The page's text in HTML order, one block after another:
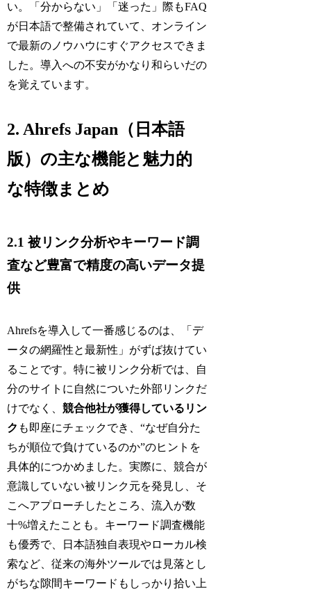
い。「分からない」「迷った」際もFAQ
が日本語で整備されていて、オンライン
で最新のノウハウにすぐアクセスできま
した。導入への不安がかなり和らいだの
を覚えています。
2. Ahrefs Japan（日本語
版）の主な機能と魅力的
な特徴まとめ
2.1 被リンク分析やキーワード調
査など豊富で精度の高いデータ提
供
Ahrefsを導入して一番感じるのは、「デ
ータの網羅性と最新性」がずば抜けてい
ることです。特に被リンク分析では、自
分のサイトに自然についた外部リンクだ
けでなく、競合他社が獲得しているリン
ク も即座にチェックでき、“なぜ自分た
ちが順位で負けているのか”のヒントを
具体的につかめました。実際に、競合が
意識していない被リンク元を発見し、そ
こへアプローチしたところ、流入が数
十%増えたことも。キーワード調査機能
も優秀で、日本語独自表現やローカル検
索など、従来の海外ツールでは見落とし
がちな隙間キーワードもしっかり拾い上